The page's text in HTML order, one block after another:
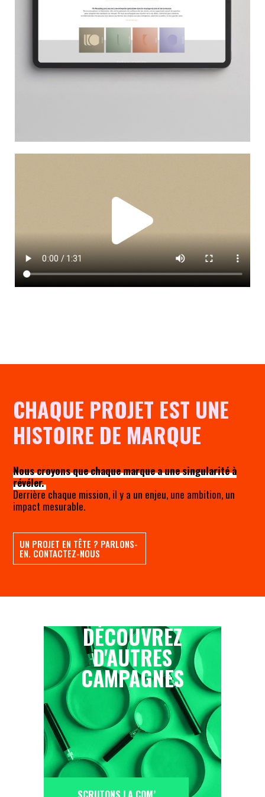
CHAQUE PROJET EST UNE
HISTOIRE DE MARQUE
Nous croyons que chaque marque a une singularité à
révéler.
Derrière chaque mission, il y a un enjeu, une ambition, un
impact mesurable.
UN PROJET EN TÊTE ? PARLONS-
EN. CONTACTEZ-NOUS
DÉCOUVREZ
D'AUTRES
CAMPAGNES